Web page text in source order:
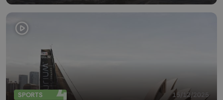
SPORTS 15/12/2025